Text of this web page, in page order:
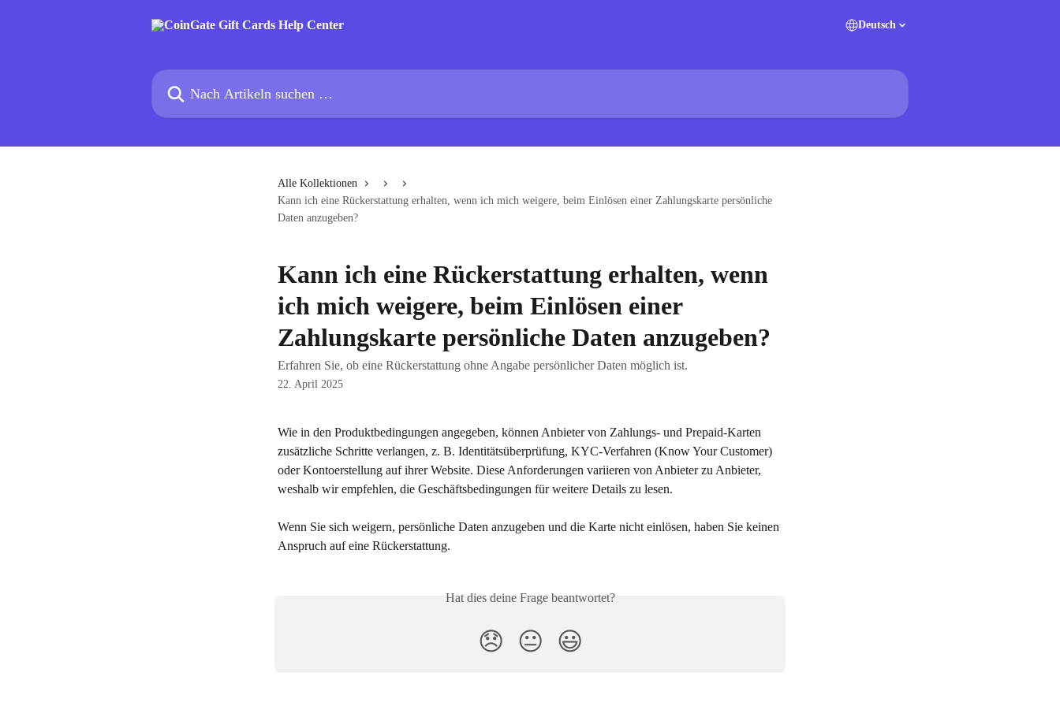
Deutsch
Nach Artikeln suchen …
Alle Kollektionen
Kann ich eine Rückerstattung erhalten, wenn ich mich weigere, beim Einlösen einer Zahlungskarte persönliche
Daten anzugeben?
Kann ich eine Rückerstattung erhalten, wenn
ich mich weigere, beim Einlösen einer
Zahlungskarte persönliche Daten anzugeben?
Erfahren Sie, ob eine Rückerstattung ohne Angabe persönlicher Daten möglich ist.
22. April 2025
Wie in den Produktbedingungen angegeben, können Anbieter von Zahlungs- und Prepaid-Karten
zusätzliche Schritte verlangen, z. B. Identitätsüberprüfung, KYC-Verfahren (Know Your Customer)
oder Kontoerstellung auf ihrer Website. Diese Anforderungen variieren von Anbieter zu Anbieter,
weshalb wir empfehlen, die Geschäftsbedingungen für weitere Details zu lesen.
Wenn Sie sich weigern, persönliche Daten anzugeben und die Karte nicht einlösen, haben Sie keinen
Anspruch auf eine Rückerstattung.
Hat dies deine Frage beantwortet?
😞 😐 😃